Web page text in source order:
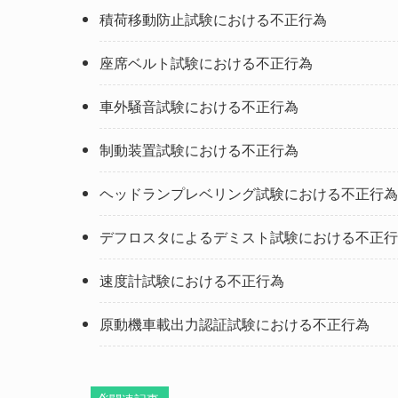
積荷移動防止試験における不正行為
座席ベルト試験における不正行為
車外騒音試験における不正行為
制動装置試験における不正行為
ヘッドランプレベリング試験における不正行為
デフロスタによるデミスト試験における不正
速度計試験における不正行為
原動機車載出力認証試験における不正行為